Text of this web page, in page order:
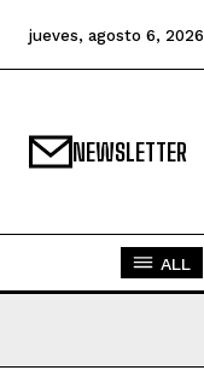
jueves, agosto 6, 2026
NEWSLETTER
ALL